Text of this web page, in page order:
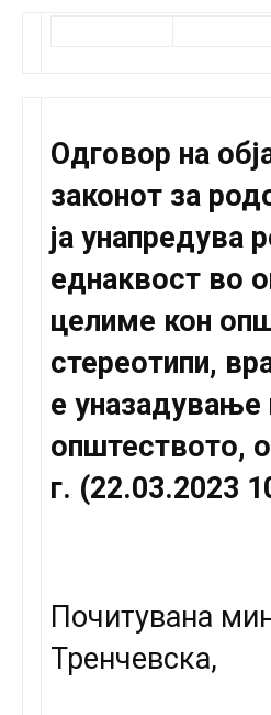
Одговор на
законот за
ја унапредува
еднаквост во
целиме кон
стереотипи,
е уназадување
општеството,
г. (22.03.2023
Почитувана
Тренчевска,